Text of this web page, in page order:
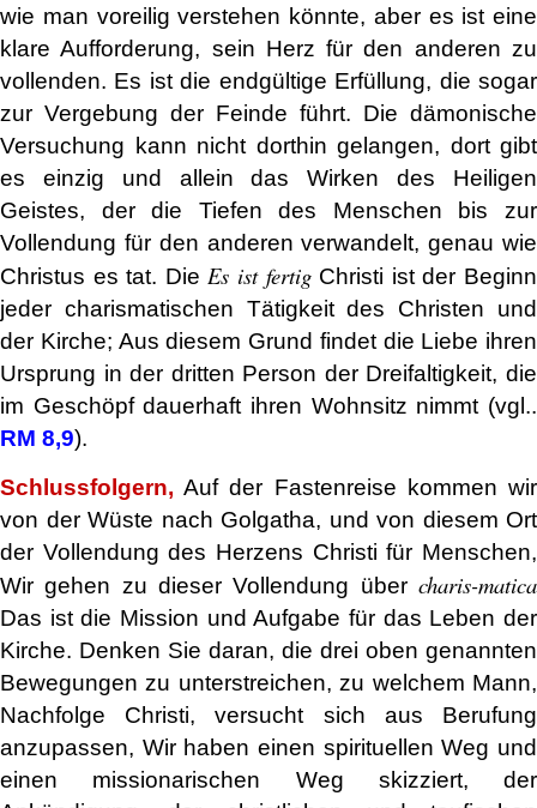
wie man voreilig verstehen könnte, aber es ist eine
klare Aufforderung, sein Herz für den anderen zu
vollenden. Es ist die endgültige Erfüllung, die sogar
zur Vergebung der Feinde führt. Die dämonische
Versuchung kann nicht dorthin gelangen, dort gibt
es einzig und allein das Wirken des Heiligen
Geistes, der die Tiefen des Menschen bis zur
Vollendung für den anderen verwandelt, genau wie
Christus es tat. Die Es ist fertigChristi ist der Beginn
jeder charismatischen Tätigkeit des Christen und
der Kirche; Aus diesem Grund findet die Liebe ihren
Ursprung in der dritten Person der Dreifaltigkeit, die
im Geschöpf dauerhaft ihren Wohnsitz nimmt (vgl..
RM 8,9).
Schlussfolgern, Auf der Fastenreise kommen wir
von der Wüste nach Golgatha, und von diesem Ort
der Vollendung des Herzens Christi für Menschen,
Wir gehen zu dieser Vollendung über charis-matica
Das ist die Mission und Aufgabe für das Leben der
Kirche. Denken Sie daran, die drei oben genannten
Bewegungen zu unterstreichen, zu welchem ​​Mann,
Nachfolge Christi, versucht sich aus Berufung
anzupassen, Wir haben einen spirituellen Weg und
einen missionarischen Weg skizziert, der